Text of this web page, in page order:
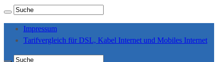
Impressum
Tarifvergleich für DSL, Kabel Internet und Mobiles Internet